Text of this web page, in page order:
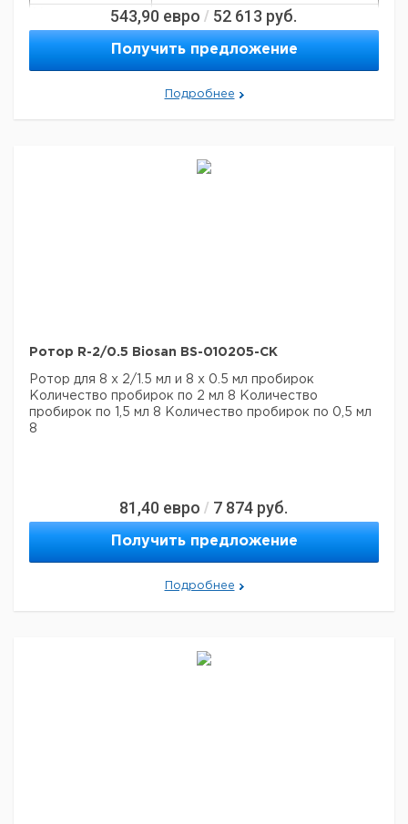
Макс. высота
до 45 мм
Количество мест
2
Макс. скорость
2000 об/мин
560 × g
Greiner Bio-one и т.д.
543,90 евро / 52 613 руб.
Получить предложение
Подробнее
Ротор R-2/0.5 Biosan BS-010205-CK
Ротор для 8 х 2/1.5 мл и 8 х 0.5 мл пробирок
Количество пробирок по 2 мл 8 Количество
пробирок по 1,5 мл 8 Количество пробирок по 0,5 мл
8
81,40 евро / 7 874 руб.
Получить предложение
Подробнее